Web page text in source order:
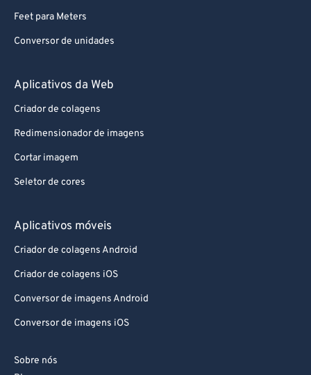
Feet para Meters
Conversor de unidades
Aplicativos da Web
Criador de colagens
Redimensionador de imagens
Cortar imagem
Seletor de cores
Aplicativos móveis
Criador de colagens Android
Criador de colagens iOS
Conversor de imagens Android
Conversor de imagens iOS
Sobre nós